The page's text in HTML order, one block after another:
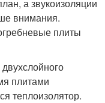
а звукоизоляции
внимания.
плиты
плитами
теплоизолятор.